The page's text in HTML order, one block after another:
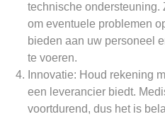
technische ondersteuning.
om eventuele problemen
bieden aan uw personeel
te voeren.
Innovatie: Houd rekening
een leverancier biedt.
voortdurend, dus het is